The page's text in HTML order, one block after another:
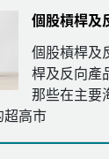
個股槓桿及
個股槓桿及
桿及反向產
那些在主要
超高市